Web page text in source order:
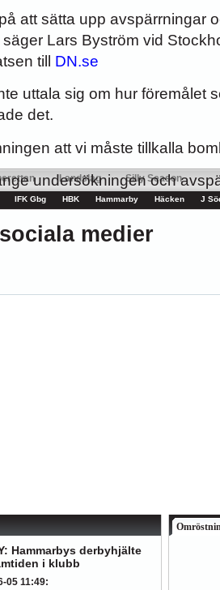
det kanske har så stor betydelse i...
IFK Gbg
Landslag Silly Season
att sätta upp avspärrningar
Lars Byström vid
till DN.se
uttala sig om hur föremålet
det.
att vi måste tillkalla
undersökningen och
medier
Hammarbys derbyhjälte
i klubb
05 11:49: